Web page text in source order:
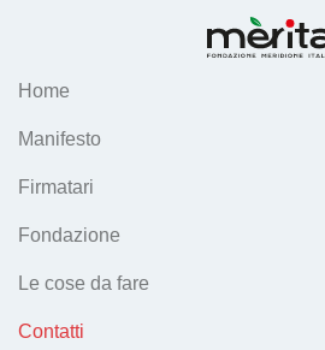
Home
Manifesto
Firmatari
Fondazione
Le cose da fare
Contatti